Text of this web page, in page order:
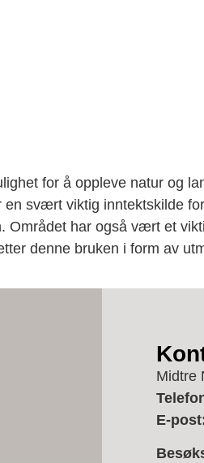
for å oppleve natur og
svært viktig inntektskilde
har også vært et
denne bruken i form av
Midtre
E-